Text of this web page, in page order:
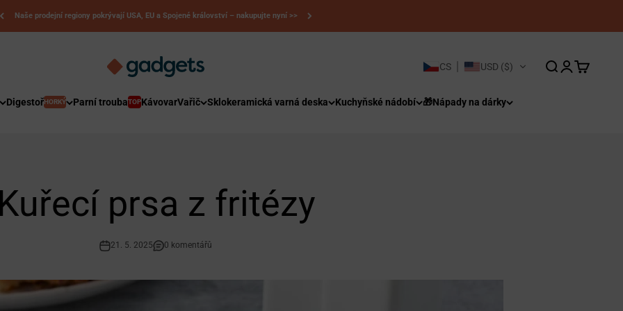
🎁Nápady na dárky
DigestořHORKÝ Parní troubaTOPKávovarVařič Sklokeramická varná deska Kuchyňské nádobí 🎁Nápady na dárky
Kerry Gadgets CS USD ($) OtevřítOtevřítOtevřít
Kuřecí prsa z fritézy
21. 5. 2025 0 komentářů